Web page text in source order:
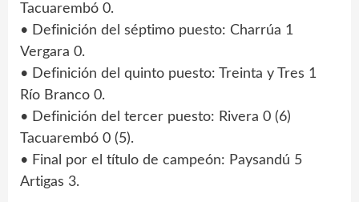
Tacuarembó 0.
• Definición del séptimo puesto: Charrúa 1
Vergara 0.
• Definición del quinto puesto: Treinta y Tres 1
Río Branco 0.
• Definición del tercer puesto: Rivera 0 (6)
Tacuarembó 0 (5).
• Final por el título de campeón: Paysandú 5
Artigas 3.